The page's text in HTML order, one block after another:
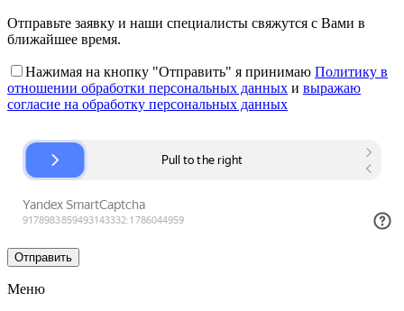
Отправьте заявку и наши специалисты свяжутся с Вами в
ближайшее время.
Нажимая на кнопку "Отправить" я принимаю Политику в
отношении обработки персональных данных и выражаю
согласие на обработку персональных данных
Меню